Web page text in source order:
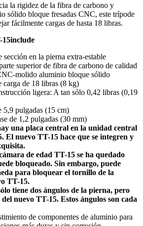
la rigidez de la fibra de carbono y
sólido bloque fresadas CNC, este trípode
fácilmente cargas de hasta 18 libras.
15include
sección en la pierna extra-estable
superior de fibra de carbono de calidad
molido aluminio bloque sólido
carga de 18 libras (8 kg)
ligera: A tan sólo 0,42 libras (0,19
5,9 pulgadas (15 cm)
de 1,2 pulgadas (30 mm)
una placa central en la unidad central
El nuevo TT-15 hace que se integren y
de edad TT-15 se ha quedado
bloqueado. Sin embargo, puede
para bloquear el tornillo de la
TT-15.
tiene dos ángulos de la pierna, pero
nuevo TT-15. Estos ángulos son cada
de componentes de aluminio para